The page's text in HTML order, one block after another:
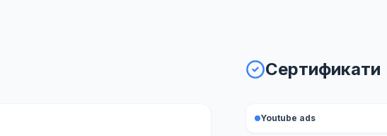
Сертификати
Youtube ads